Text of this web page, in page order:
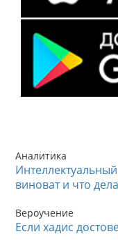
Аналитика
виноват и что
Вероучение
Если хадис